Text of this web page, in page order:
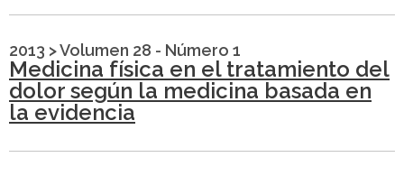
2013 >Volumen 28 - Número 1
Medicina física en el tratamiento del
dolor según la medicina basada en
la evidencia